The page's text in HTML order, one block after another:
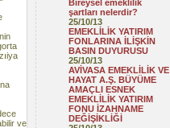
Bireysel emeklilik
şartları nelerdir?
25/10/13
EMEKLİLİK YATIRIM
FONLARINA İLİŞKİN
BASIN DUYURUSU
25/10/13
AVİVASA EMEKLİLİK VE
HAYAT A.Ş. BÜYÜME
AMAÇLI ESNEK
EMEKLİLİK YATIRIM
FONU İZAHNAME
DEĞİŞİKLİĞİ
ve